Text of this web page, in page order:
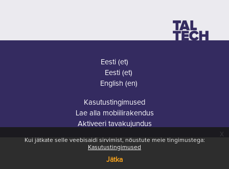
Kui jätkate selle veebisaidi sirvimist, nõustute meie tingimustega:
Kasutustingimused
Jätka
x
Eesti ‎(et)‎
Eesti ‎(et)‎
English ‎(en)‎
Kasutustingimused
Lae alla mobiilirakendus
Aktiveeri tavakujundus